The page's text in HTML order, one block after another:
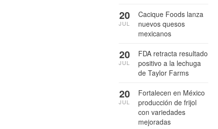
Cacique Foods lanza
nuevos quesos
mexicanos
20
JUL
FDA retracta resultado
positivo a la lechuga
de Taylor Farms
20
JUL
Fortalecen en México
producción de frijol
con variedades
mejoradas
20
JUL